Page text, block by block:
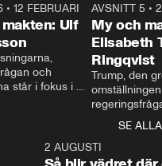
27:30
•12 FEBRUARI
Ulf
och
står i fokus i
ställer
AVSNITT 5 •
My och
Elisabeth
Ringqvist
Trump, den
centrum i
avsnittet av
Makten”. Se
Aftonbladets
SE ALLA
2 AUGUSTI